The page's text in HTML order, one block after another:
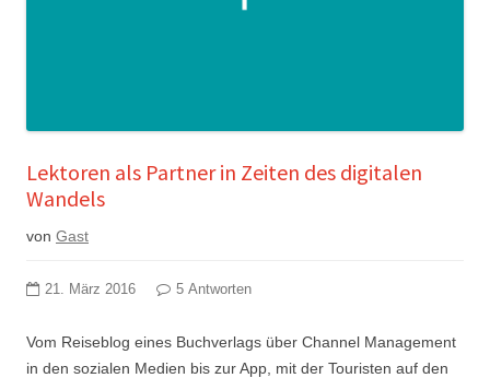
Lektoren als Partner in Zeiten des digitalen
Wandels
von Gast
21. März 2016 5 Antworten
Vom Reiseblog eines Buchverlags über Channel Management
in den sozialen Medien bis zur App, mit der Touristen auf den